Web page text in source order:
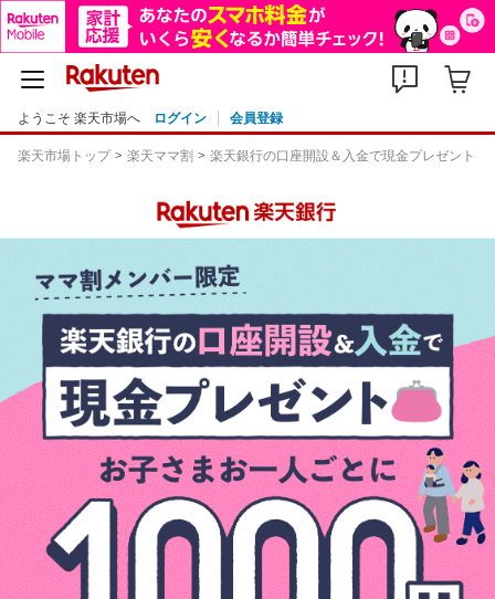
ようこそ 楽天市場へ ログイン 会員登録
楽天市場トップ 楽天ママ割 楽天銀行の口座開設＆入金で現金プレゼント